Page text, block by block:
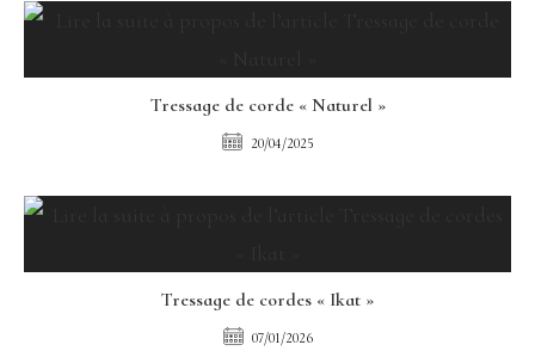
Tressage de corde « Naturel »
20/04/2025
Tressage de cordes « Ikat »
07/01/2026